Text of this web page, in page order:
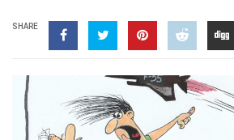
SHARE